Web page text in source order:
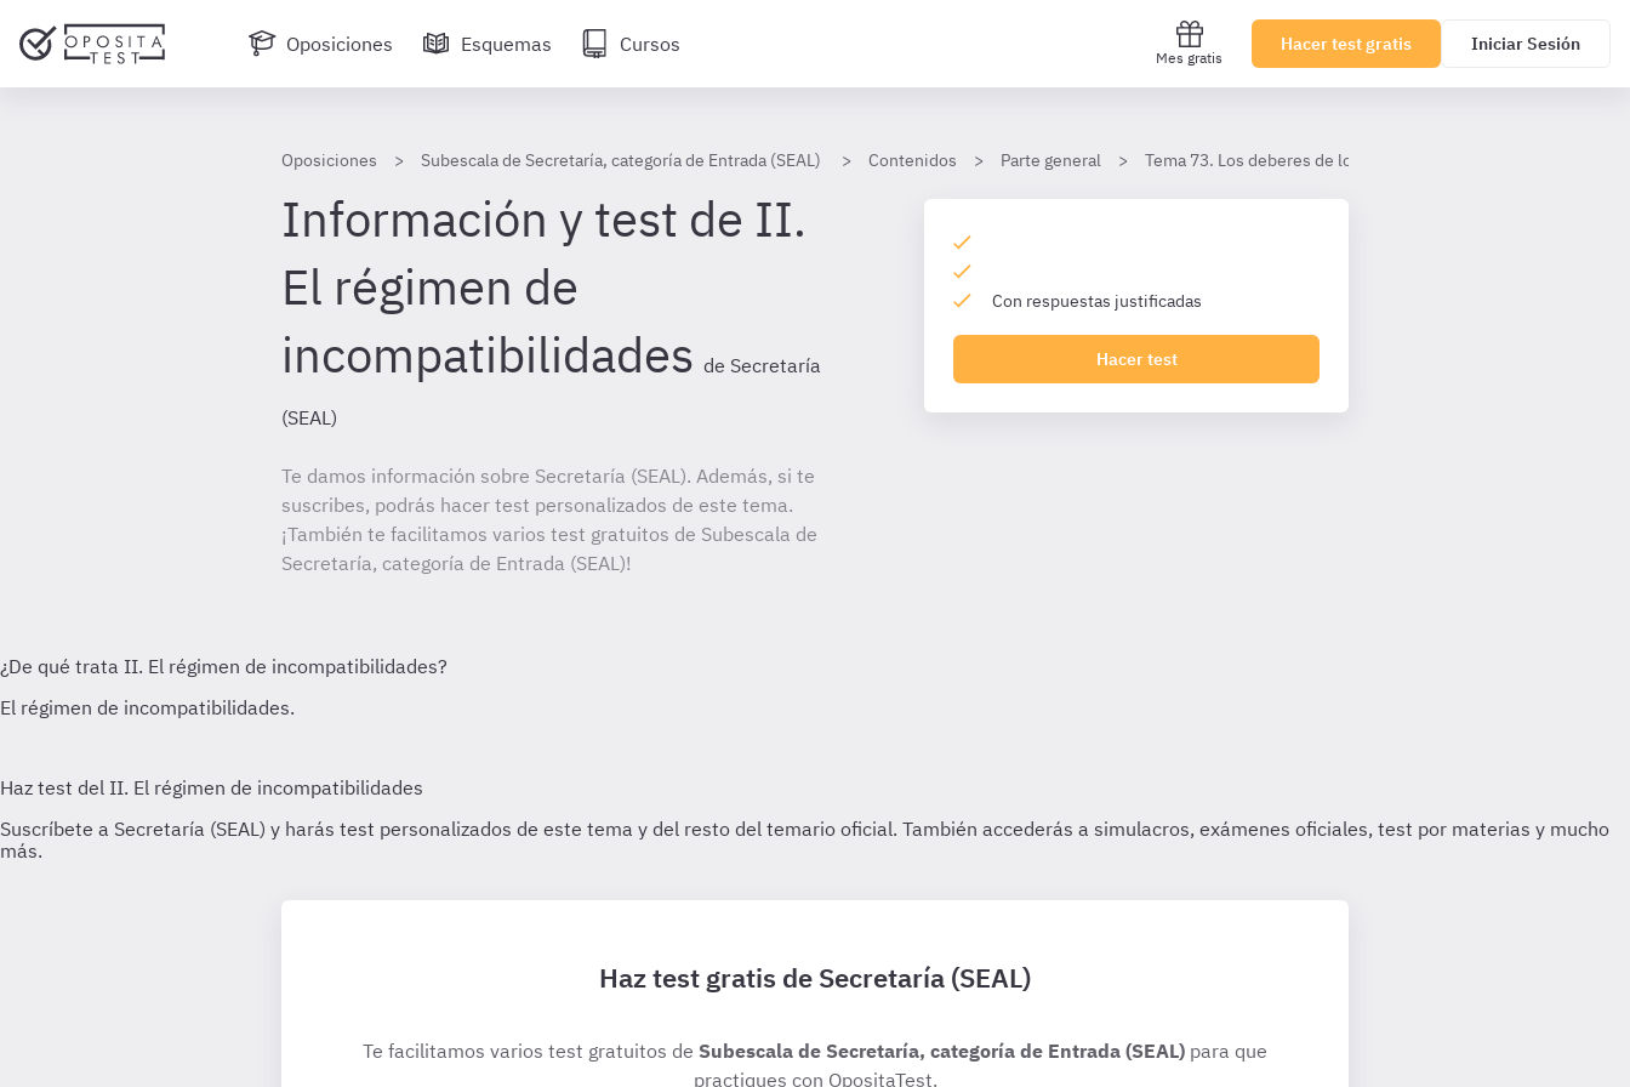
Oposiciones Esquemas Cursos
Mes gratis
Hacer test gratis Iniciar Sesión
Oposiciones Subescala de Secretaría, categoría de Entrada (SEAL) Contenidos Parte general Tema 73. Los deberes de los funcionarios públicos
Información y test de II.
El régimen de
incompatibilidades de Secretaría
(SEAL)
Te damos información sobre Secretaría (SEAL). Además, si te
suscribes, podrás hacer test personalizados de este tema.
¡También te facilitamos varios test gratuitos de Subescala de
Secretaría, categoría de Entrada (SEAL)!
Con respuestas justificadas
Hacer test
Haz test gratis de Secretaría (SEAL)
Te facilitamos varios test gratuitos de Subescala de Secretaría, categoría de Entrada (SEAL) para que
practiques con OpositaTest.